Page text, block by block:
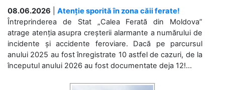
08.06.2026
Atenție sporită în zona căii ferate!
Întreprinderea de Stat „Calea Ferată din Moldova”
atrage atenția asupra creșterii alarmante a numărului de
incidente și accidente feroviare. Dacă pe parcursul
anului 2025 au fost înregistrate 10 astfel de cazuri, de la
începutul anului 2026 au fost documentate deja 12!...